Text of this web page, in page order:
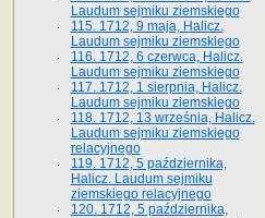
Laudum sejmiku ziemskiego
115. 1712, 9 maja, Halicz.
Laudum sejmiku ziemskiego
116. 1712, 6 czerwca, Halicz.
Laudum sejmiku ziemskiego
117. 1712, 1 sierpnia, Halicz.
Laudum sejmiku ziemskiego
118. 1712, 13 września, Halicz.
Laudum sejmiku ziemskiego
relacyjnego
119. 1712, 5 października,
Halicz. Laudum sejmiku
ziemskiego relacyjnego
120. 1712, 5 października,